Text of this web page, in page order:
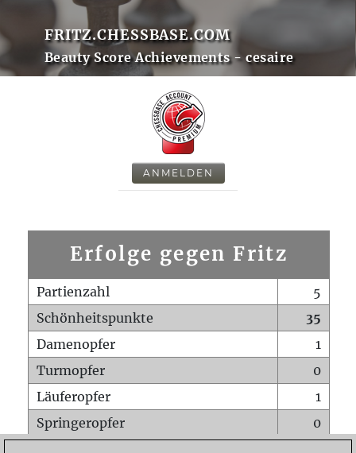
FRITZ.CHESSBASE.COM
Beauty Score Achievements - cesaire
ANMELDEN
Erfolge gegen Fritz
Partienzahl
5
Schönheitspunkte
35
Damenopfer
1
Turmopfer
0
Läuferopfer
1
Springeropfer
0